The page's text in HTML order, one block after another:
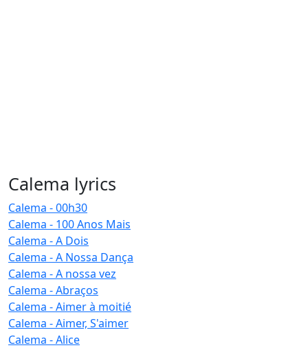
Calema lyrics
Calema - 00h30
Calema - 100 Anos Mais
Calema - A Dois
Calema - A Nossa Dança
Calema - A nossa vez
Calema - Abraços
Calema - Aimer à moitié
Calema - Aimer, S'aimer
Calema - Alice